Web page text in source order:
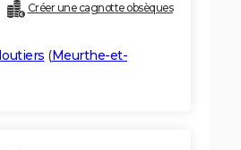
Créer une cagnotte obsèques
(Meurthe-et-